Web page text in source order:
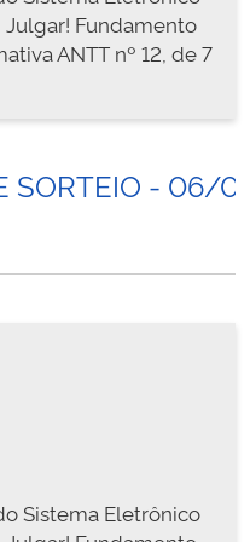
Fundamento
ANTT nº 12, de 7
SORTEIO - 06/
Sistema Eletrônico